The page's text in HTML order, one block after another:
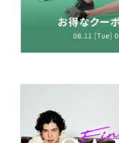
ー用品